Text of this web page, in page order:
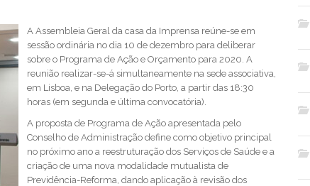
A Assembleia Geral da casa da Imprensa reúne-se em
sessão ordinária no dia 10 de dezembro para deliberar
sobre o Programa de Ação e Orçamento para 2020. A
reunião realizar-se-á simultaneamente na sede associativa,
em Lisboa, e na Delegação do Porto, a partir das 18:30
horas (em segunda e última convocatória).
A proposta de Programa de Ação apresentada pelo
Conselho de Administração define como objetivo principal
no próximo ano a reestruturação dos Serviços de Saúde e a
criação de uma nova modalidade mutualista de
Previdência-Reforma, dando aplicação à revisão dos